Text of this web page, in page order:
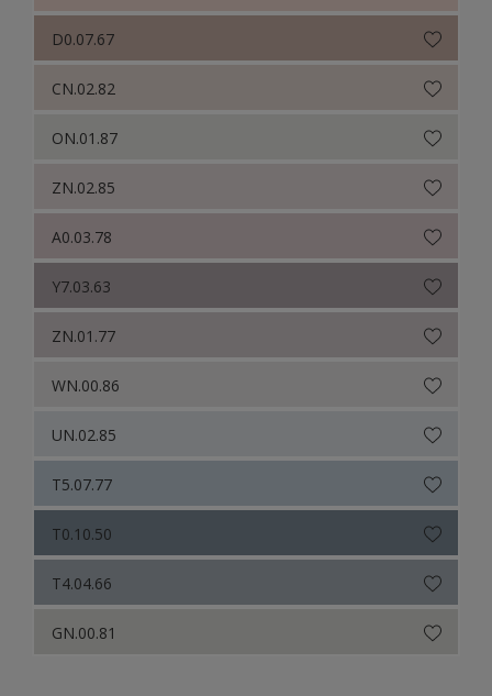
D0.07.67
CN.02.82
ON.01.87
ZN.02.85
A0.03.78
Y7.03.63
ZN.01.77
WN.00.86
UN.02.85
T5.07.77
T0.10.50
T4.04.66
GN.00.81